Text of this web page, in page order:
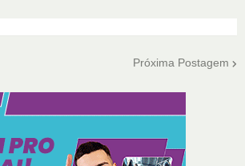
Próxima Postagem